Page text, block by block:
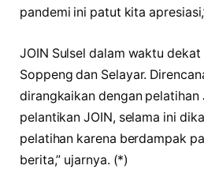
pandemi ini patut kita
JOIN Sulsel dalam waktu
Soppeng dan Selayar.
dirangkaikan dengan pelatihan
pelantikan JOIN, selama ini
pelatihan karena berdampak
berita,” ujarnya. (*)